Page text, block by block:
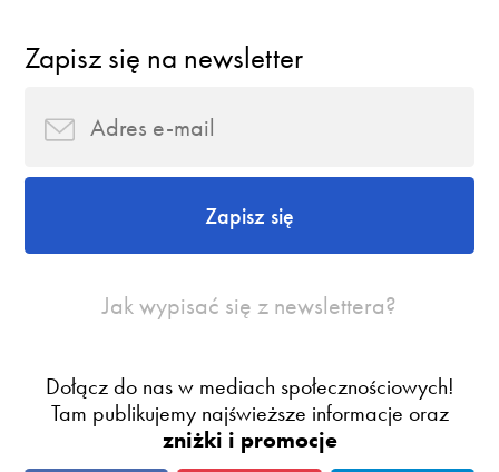
Zapisz się na newsletter
Zapisz się
Jak wypisać się z newslettera?
Dołącz do nas w mediach społecznościowych!
Tam publikujemy najświeższe informacje oraz
zniżki i promocje